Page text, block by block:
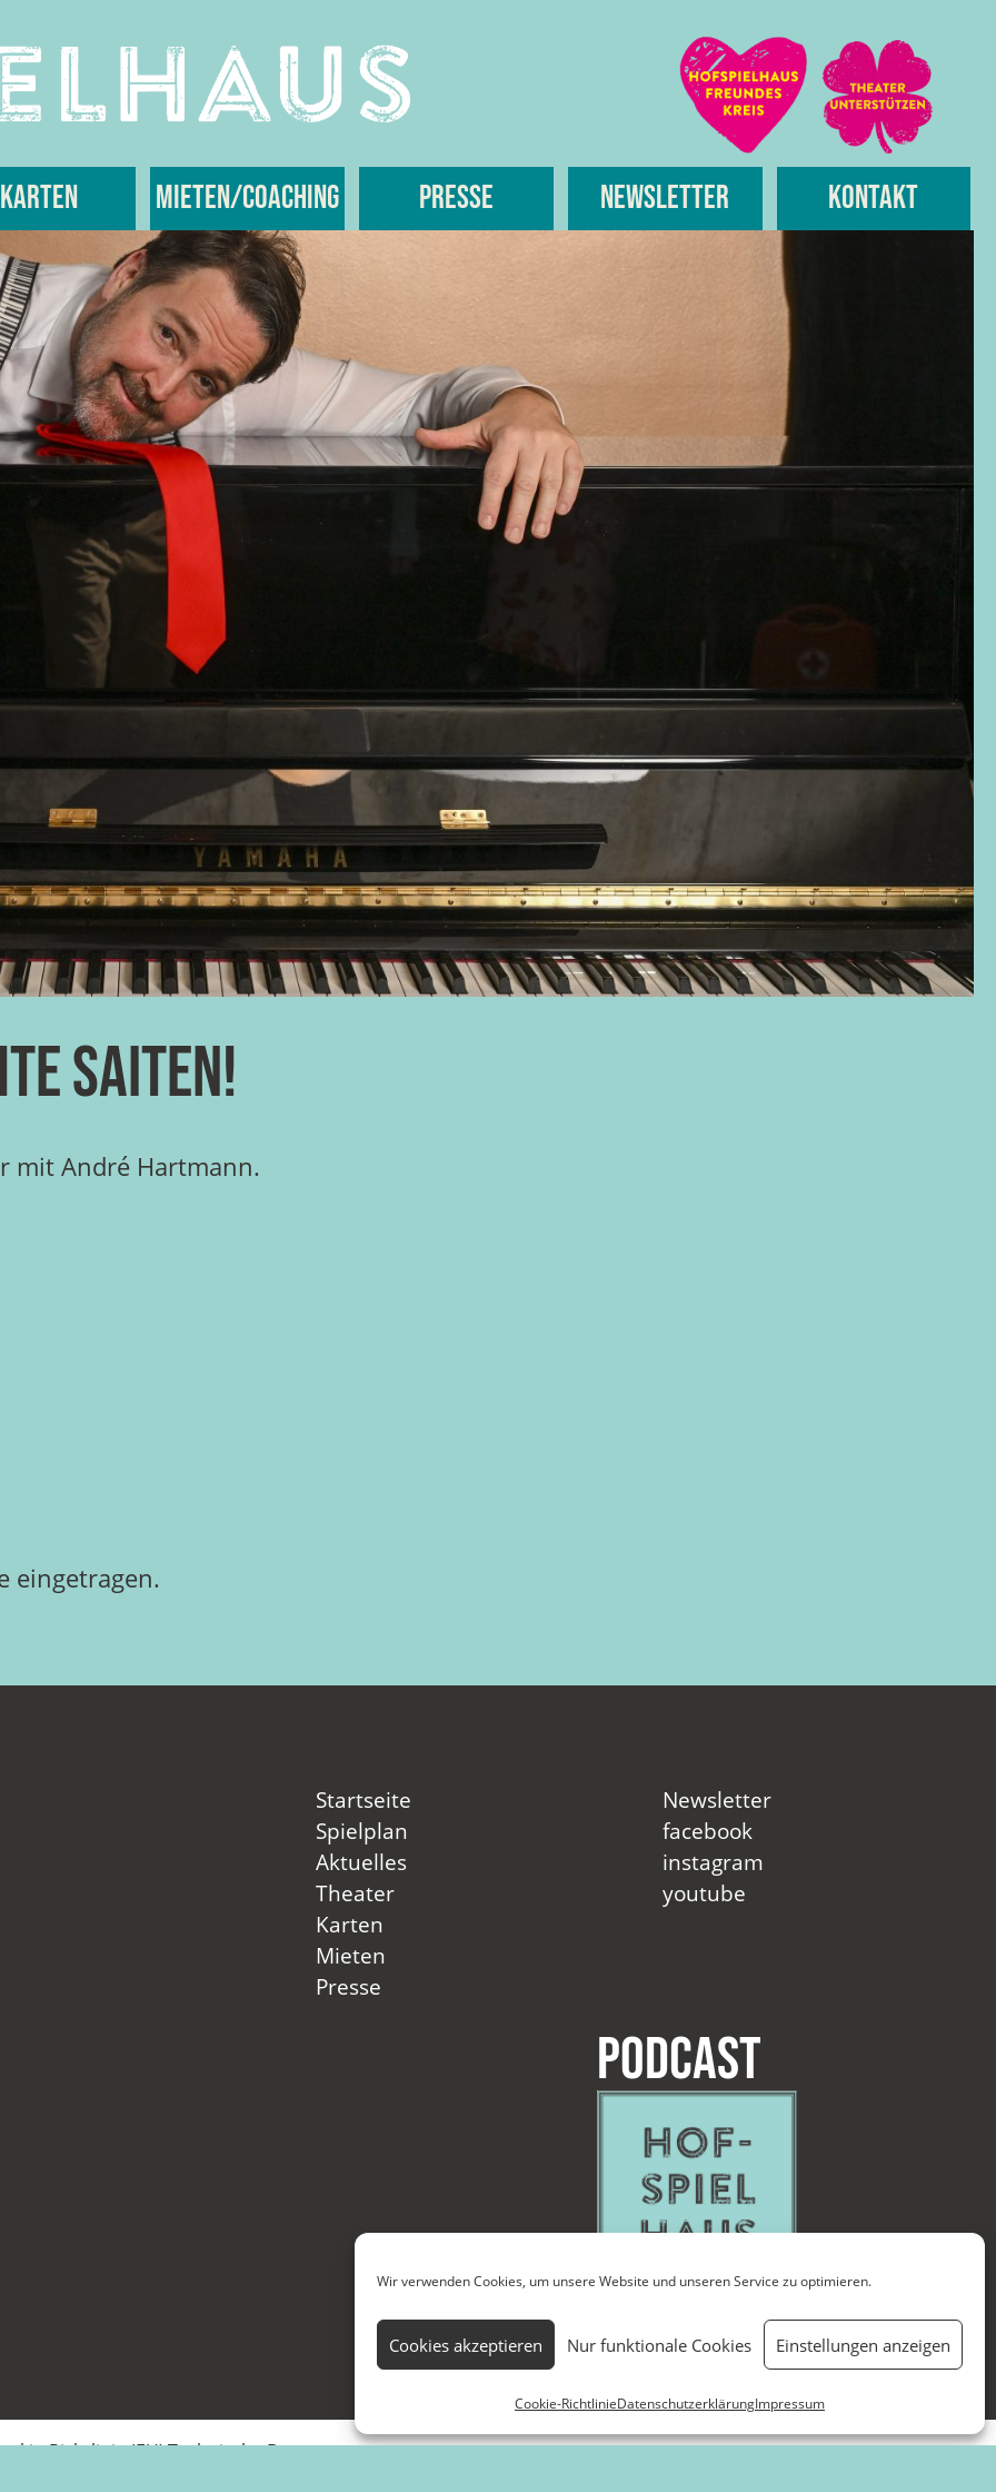
Wir verwenden Cookies, um unsere Website und unseren Service zu optimieren.
Cookies akzeptieren Nur funktionale Cookies Einstellungen anzeigen
Cookie-RichtlinieDatenschutzerklärungImpressum
Karten Mieten/Coaching Presse Newsletter Kontakt
Saiten!
mit André Hartmann.
eingetragen.
Startseite
Spielplan
Aktuelles
Theater
Karten
Mieten
Presse
Newsletter
facebook
instagram
youtube
Podcast
Richtlinie (EU)Technische Betreuung